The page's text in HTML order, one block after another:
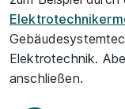
Elektrotechnik.
anschließen.